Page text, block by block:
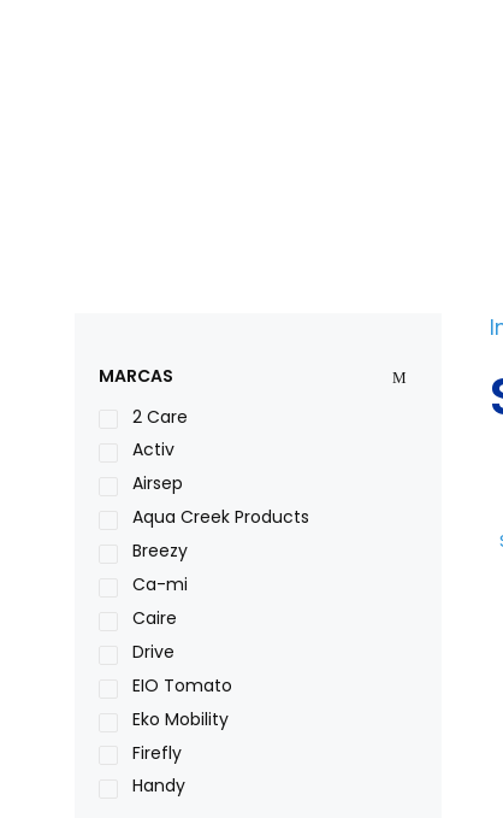
MARCAS
2 Care
Activ
Airsep
Aqua Creek Products
Breezy
Ca-mi
Caire
Drive
EIO Tomato
Eko Mobility
Firefly
Handy